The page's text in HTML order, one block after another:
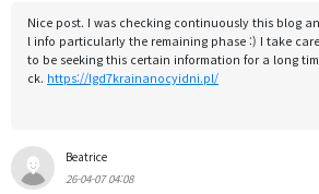
Nice post. I was checking continuously this blog
l info particularly the remaining phase :) I take
to be seeking this certain information for a long
ck. https://lgd7krainanocyidni.pl/
Beatrice
26-04-07 04:08